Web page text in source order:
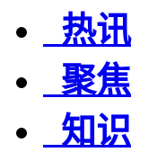
热讯
聚焦
知识